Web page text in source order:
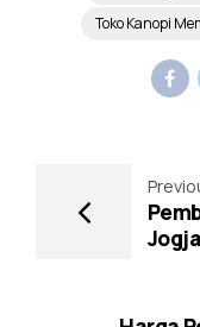
Toko Kanopi
Jogja